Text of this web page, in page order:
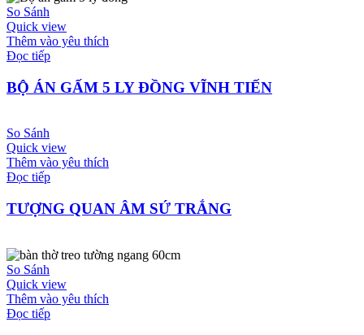
So Sánh
Quick view
Thêm vào yêu thích
Đọc tiếp
BỘ ÁN GẤM 5 LY ĐỒNG VĨNH TIẾN
So Sánh
Quick view
Thêm vào yêu thích
Đọc tiếp
TƯỢNG QUAN ÂM SỨ TRẮNG
So Sánh
Quick view
Thêm vào yêu thích
Đọc tiếp